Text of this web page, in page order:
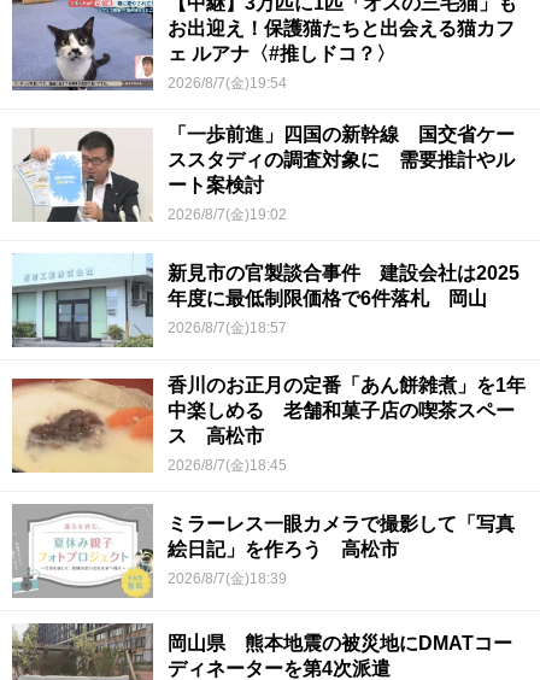
お出迎え！保護猫たちと出会える猫カフ
ェ ルアナ〈#推しドコ？〉
2026/8/7(金)19:54
「一歩前進」四国の新幹線 国交省ケー
ススタディの調査対象に 需要推計やル
ート案検討
2026/8/7(金)19:02
新見市の官製談合事件 建設会社は2025
年度に最低制限価格で6件落札 岡山
2026/8/7(金)18:57
香川のお正月の定番「あん餅雑煮」を1年
中楽しめる 老舗和菓子店の喫茶スペー
ス 高松市
2026/8/7(金)18:45
ミラーレス一眼カメラで撮影して「写真
絵日記」を作ろう 高松市
2026/8/7(金)18:39
岡山県 熊本地震の被災地にDMATコー
ディネーターを第4次派遣